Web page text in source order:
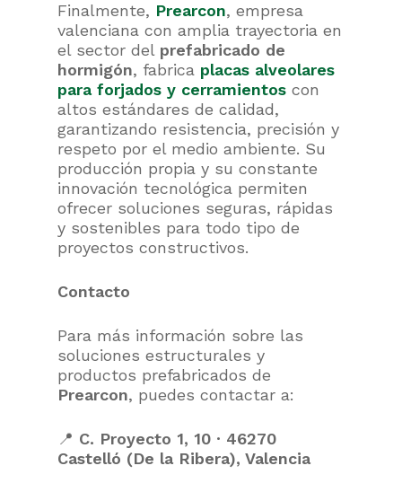
Finalmente, Prearcon, empresa
valenciana con amplia trayectoria en
el sector del prefabricado de
hormigón, fabrica placas alveolares
para forjados y cerramientos con
altos estándares de calidad,
garantizando resistencia, precisión y
respeto por el medio ambiente. Su
producción propia y su constante
innovación tecnológica permiten
ofrecer soluciones seguras, rápidas
y sostenibles para todo tipo de
proyectos constructivos.
Contacto
Para más información sobre las
soluciones estructurales y
productos prefabricados de
Prearcon, puedes contactar a:
📍 C. Proyecto 1, 10 · 46270
Castelló (De la Ribera), Valencia